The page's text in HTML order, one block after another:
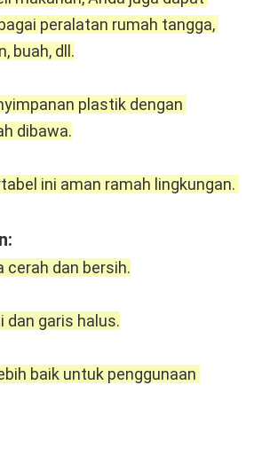
peralatan rumah tangga,
buah, dll.
plastik dengan
dibawa.
ini aman ramah lingkungan.
cerah dan bersih.
dan garis halus.
baik untuk penggunaan